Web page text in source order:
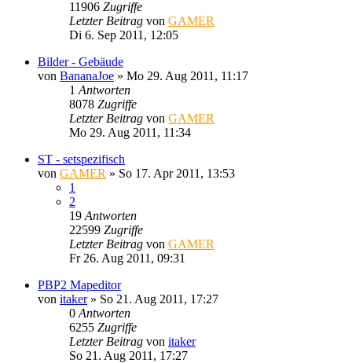
11906 Zugriffe
Letzter Beitrag von GAMER
Di 6. Sep 2011, 12:05
Bilder - Gebäude
von BananaJoe » Mo 29. Aug 2011, 11:17
1 Antworten
8078 Zugriffe
Letzter Beitrag von GAMER
Mo 29. Aug 2011, 11:34
ST - setspezifisch
von GAMER » So 17. Apr 2011, 13:53
1
2
19 Antworten
22599 Zugriffe
Letzter Beitrag von GAMER
Fr 26. Aug 2011, 09:31
PBP2 Mapeditor
von itaker» So 21. Aug 2011, 17:27
0 Antworten
6255 Zugriffe
Letzter Beitrag von itaker
So 21. Aug 2011, 17:27